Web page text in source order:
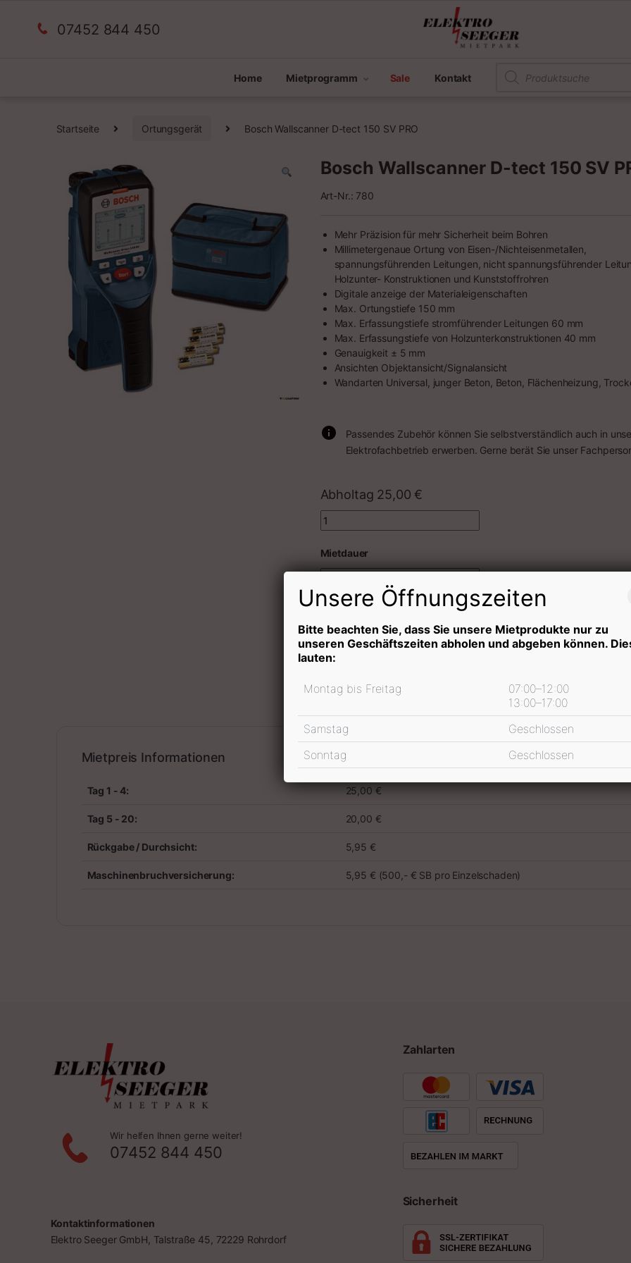
07452 844 450
Home Mietprogramm Sale Kontakt
Products search
Startseite Ortungsgerät Bosch Wallscanner D-tect 150 SV PRO
Bosch Wallscanner D-tect 150 SV
Art-Nr.: 780
Mehr Präzision für mehr Sicherheit beim Bohren
Millimetergenaue Ortung von Eisen-/Nichteisenmetallen,
spannungsführenden Leitungen, nicht spannungsführender
Holzunter- Konstruktionen und Kunststoffrohren
Digitale anzeige der Materialeigenschaften
Max. Ortungstiefe 150 mm
Max. Erfassungstiefe stromführender Leitungen 60 mm
Max. Erfassungstiefe von Holzunterkonstruktionen 40 mm
Genauigkeit ± 5 mm
Ansichten Objektansicht/Signalansicht
Wandarten Universal, junger Beton, Beton, Flächenheizung,
Passendes Zubehör können Sie selbstverständlich auch in
Elektrofachbetrieb erwerben. Gerne berät Sie unser
Abholtag 25,00 €
Quantity
Mietdauer
inkl. 19 % MwSt.
Mietpreis Informationen
Tag 1 - 4: 25,00 €
Tag 5 - 20: 20,00 €
Rückgabe / Durchsicht: 5,95 €
Maschinenbruchversicherung: 5,95 € (500,- € SB pro Einzelschaden)
Wir helfen Ihnen gerne weiter!
07452 844 450
Kontaktinformationen
Elektro Seeger GmbH, Talstraße 45, 72229 Rohrdorf
Zahlarten
Sicherheit
Unsere Öffnungszeiten
Bitte beachten Sie, dass Sie unsere Mietprodukte nur zu
unseren Geschäftszeiten abholen und abgeben können.
lauten:
Montag bis Freitag
07:00–12:00
13:00–17:00
Samstag
Geschlossen
Sonntag
Geschlossen